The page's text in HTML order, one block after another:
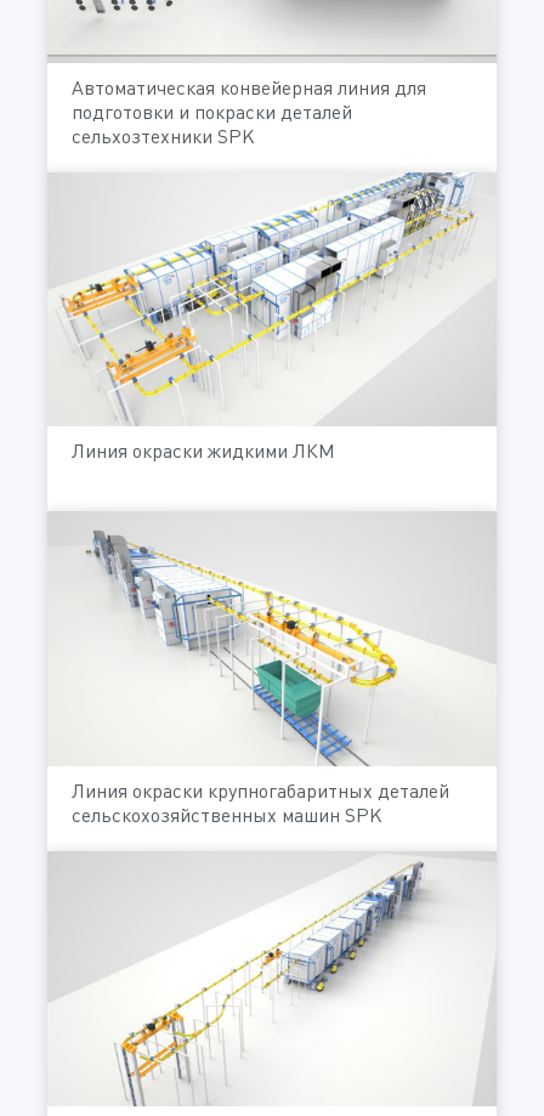
Автоматическая конвейерная линия для
подготовки и покраски деталей
сельхозтехники SPK
Линия окраски жидкими ЛКМ
Линия окраски крупногабаритных деталей
сельскохозяйственных машин SPK